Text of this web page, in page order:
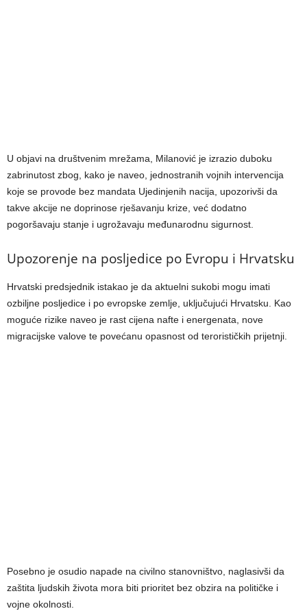
U objavi na društvenim mrežama, Milanović je izrazio duboku
zabrinutost zbog, kako je naveo, jednostranih vojnih intervencija
koje se provode bez mandata Ujedinjenih nacija, upozorivši da
takve akcije ne doprinose rješavanju krize, već dodatno
pogoršavaju stanje i ugrožavaju međunarodnu sigurnost.
Upozorenje na posljedice po Evropu i Hrvatsku
Hrvatski predsjednik istakao je da aktuelni sukobi mogu imati
ozbiljne posljedice i po evropske zemlje, uključujući Hrvatsku. Kao
moguće rizike naveo je rast cijena nafte i energenata, nove
migracijske valove te povećanu opasnost od terorističkih prijetnji.
Posebno je osudio napade na civilno stanovništvo, naglasivši da
zaštita ljudskih života mora biti prioritet bez obzira na političke i
vojne okolnosti.